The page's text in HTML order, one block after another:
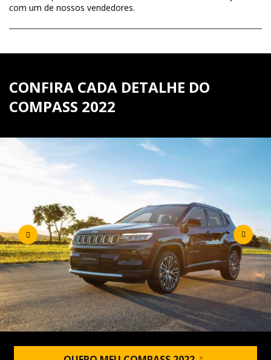
com um de nossos vendedores.
CONFIRA CADA DETALHE DO
COMPASS 2022